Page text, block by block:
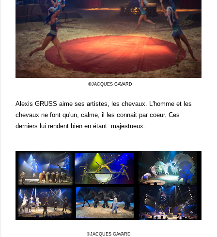
©JACQUES GAVARD
Alexis GRUSS aime ses artistes, les chevaux. L'homme et les
chevaux ne font qu'un, calme, il les connait par coeur. Ces
derniers lui rendent bien en étant majestueux.
©JACQUES GAVARD